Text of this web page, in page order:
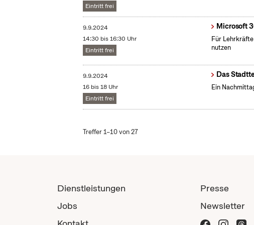
Eintritt frei
9.9.2024
14:30 bis 16:30 Uhr
Eintritt frei
Microsoft
Für
nutzen
9.9.2024
16 bis 18 Uhr
Eintritt frei
Das
Ein
Treffer 1–10 von 27
Dienstleistungen
Jobs
Presse
Newsletter